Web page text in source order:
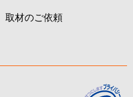
取材のご依頼